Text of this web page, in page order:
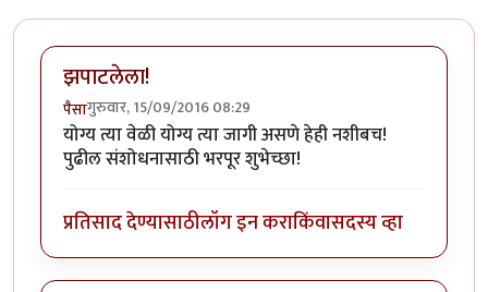
झपाटलेला!
पैसागुरुवार, 15/09/2016 08:29
योग्य त्या वेळी योग्य त्या जागी असणे हेही नशीबच!
पुढील संशोधनासाठी भरपूर शुभेच्छा!
प्रतिसाद देण्यासाठीलॉग इन कराकिंवासदस्य व्हा